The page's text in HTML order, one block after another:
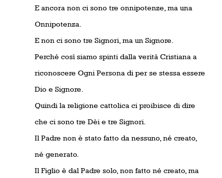
E ancora non ci sono tre onnipotenze, ma una
Onnipotenza.
E non ci sono tre Signori, ma un Signore.
Perché così siamo spinti dalla verità Cristiana a
riconoscere Ogni Persona di per se stessa essere
Dio e Signore.
Quindi la religione cattolica ci proibisce di dire
che ci sono tre Dèi e tre Signori.
Il Padre non è stato fatto da nessuno, né creato,
né generato.
Il Figlio è dal Padre solo, non fatto né creato, ma